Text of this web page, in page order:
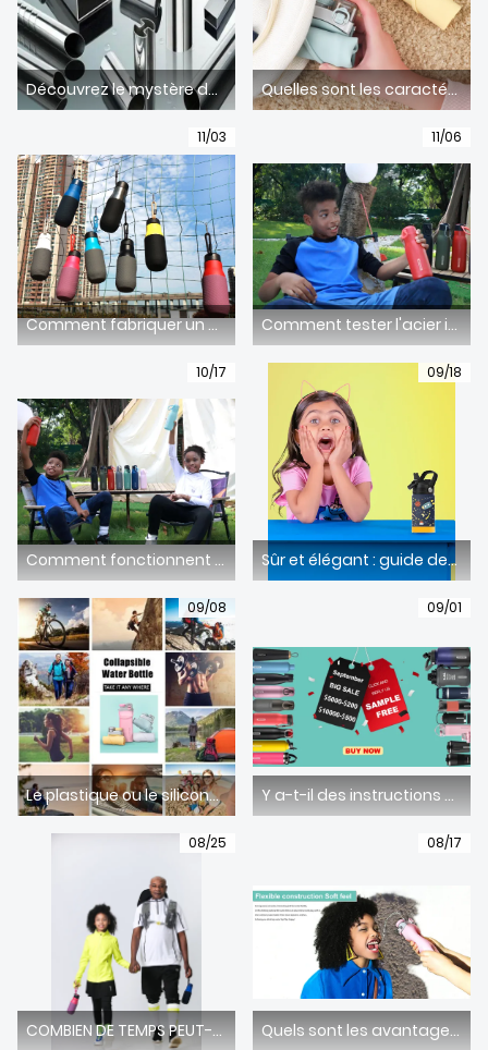
Découvrez le mystère de l'acier inoxydable 201 ou 304 : choisir le bon matériau pour les bouteilles d'eau Quelles sont les caractéristiques des bouteilles d’eau en silicone de bonne qualité ?
11/03
Comment fabriquer un moule à bouteille en acier inoxydable ?
11/06
Comment tester l'acier inoxydable de qualité 304 ?
10/17
Comment fonctionnent les bouteilles d’eau isothermes ?
09/18
Sûr et élégant : guide des matériaux pour les bouteilles d'eau pour enfants
09/08
Le plastique ou le silicone sont-ils meilleurs pour les bouteilles d'eau ?
09/01
Y a-t-il des instructions d'entretien spécifiques que je dois suivre pour conserver le logo sur ma bouteille d'eau ?
08/25
COMBIEN DE TEMPS PEUT-ON CONSERVER DE L'EAU DANS UNE BOUTEILLE EN ACIER INOXYDABLE ?
08/17
Quels sont les avantages d'une bouteille d'eau pliable